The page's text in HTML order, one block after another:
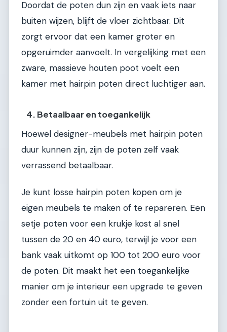
Doordat de poten dun zijn en vaak iets naar
buiten wijzen, blijft de vloer zichtbaar. Dit
zorgt ervoor dat een kamer groter en
opgeruimder aanvoelt. In vergelijking met een
zware, massieve houten poot voelt een
kamer met hairpin poten direct luchtiger aan.
4. Betaalbaar en toegankelijk
Hoewel designer-meubels met hairpin poten
duur kunnen zijn, zijn de poten zelf vaak
verrassend betaalbaar.
Je kunt losse hairpin poten kopen om je
eigen meubels te maken of te repareren. Een
setje poten voor een krukje kost al snel
tussen de 20 en 40 euro, terwijl je voor een
bank vaak uitkomt op 100 tot 200 euro voor
de poten. Dit maakt het een toegankelijke
manier om je interieur een upgrade te geven
zonder een fortuin uit te geven.